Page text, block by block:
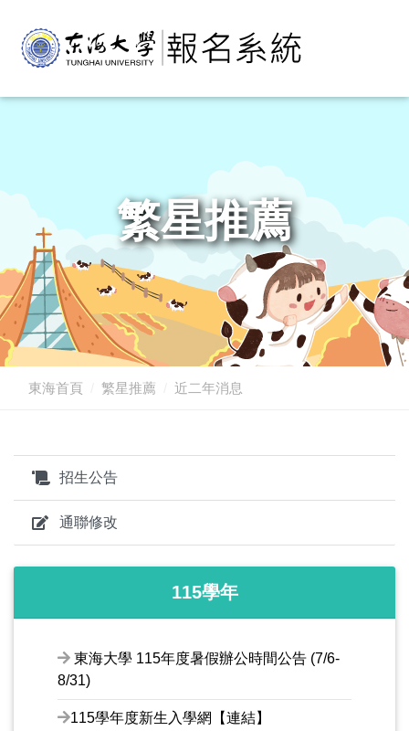
繁星推薦
東海首頁 繁星推薦 近二年消息
招生公告
通聯修改
115學年
東海大學 115年度暑假辦公時間公告 (7/6-
8/31)
115學年度新生入學網【連結】